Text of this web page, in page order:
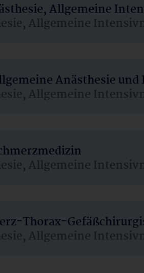
Allgemeine
Allgemeine
Anästhesie
Allgemeine
Allgemeine
Thorax-
Allgemeine